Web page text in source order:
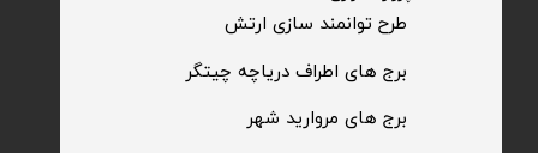
​طرح توانمند سازی ارتش
​برج های اطراف دریاچه چیتگر
​برج های مروارید شهر